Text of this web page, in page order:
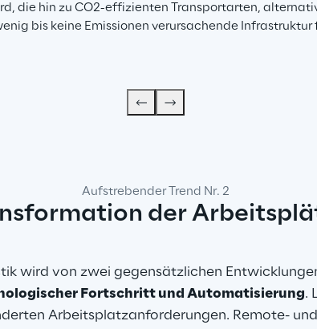
die hin zu CO2-effizienten Transportarten,
bis keine Emissionen verursachende Infrastruktur
Aufstrebender Trend Nr. 2
der
wird von zwei gegensätzlichen
Fortschritt und Automatisierung.
Arbeitsplatzanforderungen. Remote-